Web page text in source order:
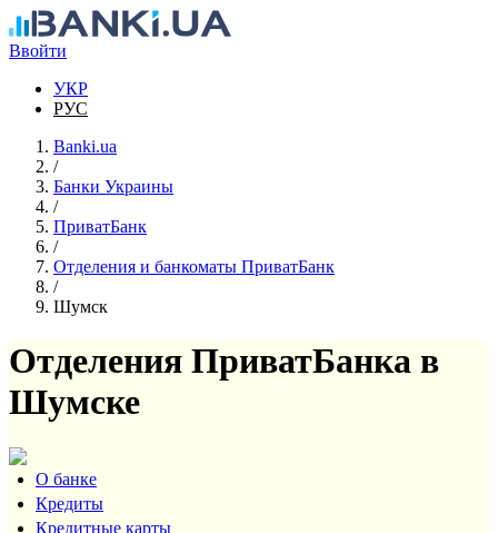
Перейти к основному содержанию
Ввойти
УКР
РУС
Banki.ua
/
Банки Украины
/
ПриватБанк
/
Отделения и банкоматы ПриватБанк
/
Шумск
Отделения ПриватБанка в
Шумске
О банке
Кредиты
Кредитные карты